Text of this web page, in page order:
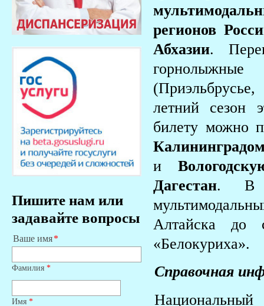
Пишите нам или
задавайте вопросы
Ваше имя
Фамилия *
Имя *
регионов
Абхазии.
летний сезон
билету можно
и
Дагестан. В
Алтайска до
«Белокуриха».
Справочная